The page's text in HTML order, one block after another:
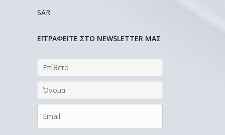
SAR
EΓΓΡΑΦΕΙΤΕ ΣΤΟ NEWSLETTER ΜΑΣ